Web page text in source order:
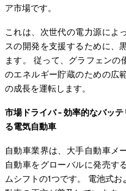
ア市場です。
これは、次世代の電力源によ
スの開発を支援するために、
ます。 従って、グラフェン
のエネルギー貯蔵のための広
の成長を運転します。
市場ドライバ - 効率的なバッ
る電気自動車
自動車業界は、大手自動車メ
自動車をグローバルに発売す
ムシフトの1つです。 電池式